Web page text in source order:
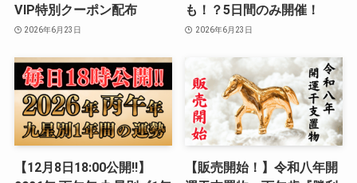
VIP特別クーポン配布
2026年6月23日
も！？5日間のみ開催！
2026年6月23日
【12月8日18:00公開‼︎】
【販売開始！】令和八年開